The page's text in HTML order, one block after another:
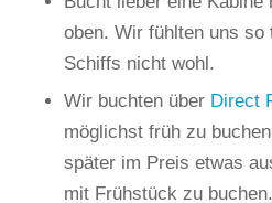
oben. Wir fühlten uns so
Schiffs nicht wohl.
Wir buchten über Direct
möglichst früh zu
später im Preis etwas
mit Frühstück zu buchen.